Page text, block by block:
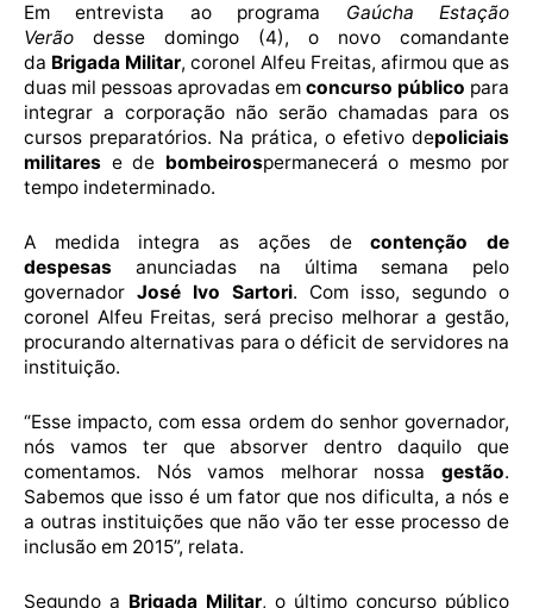
Em entrevista ao programa Gaúcha Estação
Verão desse domingo (4), o novo comandante
da Brigada Militar, coronel Alfeu Freitas, afirmou que as
duas mil pessoas aprovadas em concurso público para
integrar a corporação não serão chamadas para os
cursos preparatórios. Na prática, o efetivo depoliciais
militares e de bombeirospermanecerá o mesmo por
tempo indeterminado.
A medida integra as ações decontenção de
despesas anunciadas na última semana pelo
governador José Ivo Sartori. Com isso, segundo o
coronel Alfeu Freitas, será preciso melhorar a gestão,
procurando alternativas para o déficit de servidores na
instituição.
“Esse impacto, com essa ordem do senhor governador,
nós vamos ter que absorver dentro daquilo que
comentamos. Nós vamos melhorar nossa gestão.
Sabemos que isso é um fator que nos dificulta, a nós e
a outras instituições que não vão ter esse processo de
inclusão em 2015”, relata.
Segundo a Brigada Militar, o último concurso público